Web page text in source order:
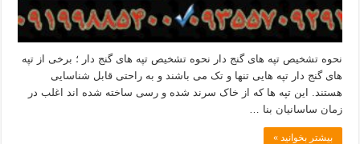
نحوه تشخیص تپه های گنج دار نحوه تشخیص تپه های گنج دار ؛ برخی از تپه
های گنج دار تپه هایی تنها و تک می باشند و به راحتی قابل شناسایی
هستند. این تپه ها که از خاک سرند شده و رسی ساخته شده اند اغلب در
زمان ساسانیان بنا …
بیشتر بخوانید »